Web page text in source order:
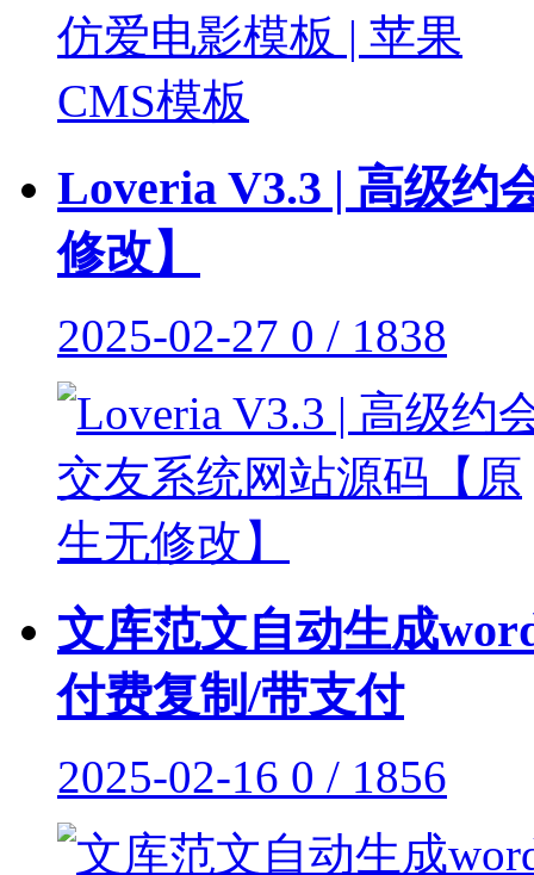
Loveria V3.3 | 高级约
修改】
2025-02-27 0 / 1838
文库范文自动生成
付费复制/带支付
2025-02-16 0 / 1856